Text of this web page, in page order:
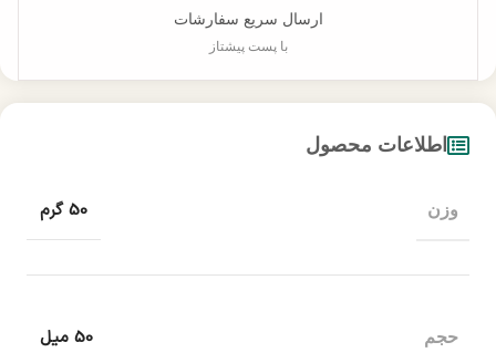
ارسال سریع سفارشات
با پست پیشتاز
اطلاعات محصول
وزن 50 گرم
حجم 50 میل